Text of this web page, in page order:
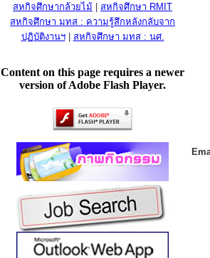
สหกิจศึกษากล้วยไม้
สหกิจศึกษา RMIT
สหกิจศึกษา มทส : ความรู้สึกหลังกลับจาก
ปฏิบัติงานฯ| สหกิจศึกษา มทส : นศ.
Content on this page requires a newer
version of Adobe Flash Player.